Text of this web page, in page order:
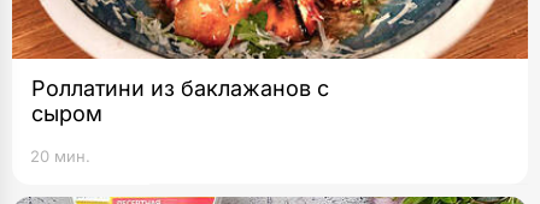
Роллатини из баклажанов с
сыром
20 мин.